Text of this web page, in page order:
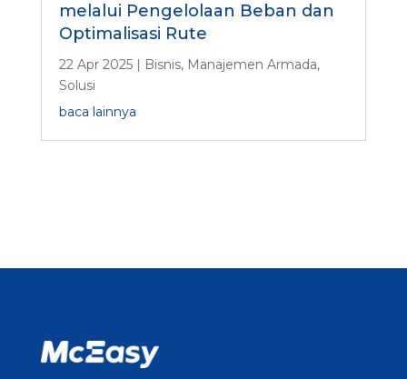
melalui Pengelolaan Beban dan
Optimalisasi Rute
22 Apr 2025| Bisnis, Manajemen Armada,
Solusi
baca lainnya